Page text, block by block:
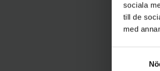
sociala
till de
med